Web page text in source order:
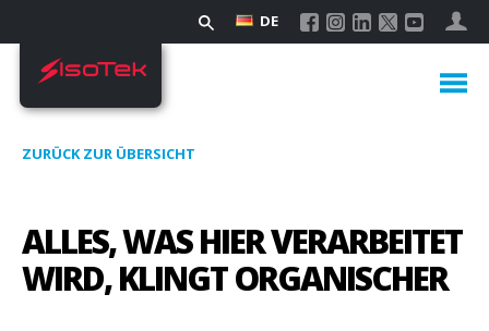
DE
ZURÜCK ZUR ÜBERSICHT
ALLES, WAS HIER VERARBEITET
WIRD, KLINGT ORGANISCHER